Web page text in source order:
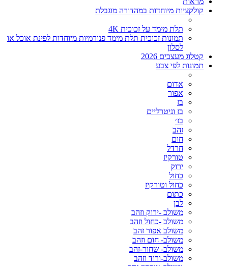
קולקציות מיוחדות במהדורה מוגבלת
תלת מימד על זכוכית 4K
תמונות זכוכית תלת מימד פנורמיות מיוחדות לפינת אוכל או
לסלון
קטלוג מעצבים 2026
תמונות לפי צבע
אדום
אפור
בז
בז וניטרליים
בז׳
זהב
חום
חרדל
טורקיז
ירוק
כחול
כחול וטורקיז
כתום
לבן
משולב -ירוק וזהב
משולב -כחול וזהב
משולב אפור זהב
משולב- חום וזהב
משולב- שחור-זהב
משולב-ורוד וזהב